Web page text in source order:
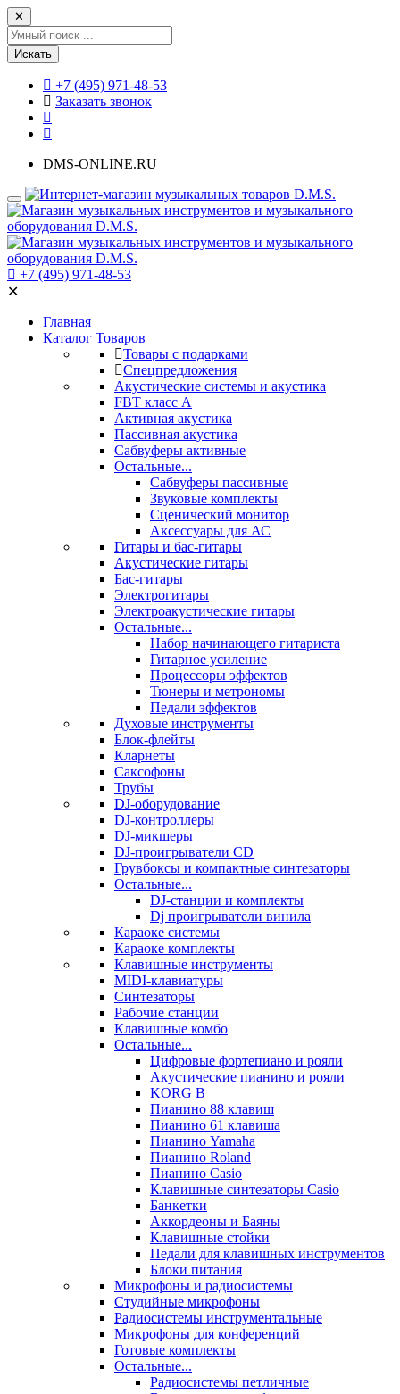
✕
Искать
+7 (495) 971-48-53
Заказать звонок
DMS-ONLINE.RU
+7 (495) 971-48-53
✕
Главная
Каталог Товаров
Товары с подарками
Спецпредложения
Акустические системы и акустика
FBT класс А
Активная акустика
Пассивная акустика
Сабвуферы активные
Остальные...
Сабвуферы пассивные
Звуковые комплекты
Сценический монитор
Аксессуары для АС
Гитары и бас-гитары
Акустические гитары
Бас-гитары
Электрогитары
Электроакустические гитары
Остальные...
Набор начинающего гитариста
Гитарное усиление
Процессоры эффектов
Тюнеры и метрономы
Педали эффектов
Духовые инструменты
Блок-флейты
Кларнеты
Саксофоны
Трубы
DJ-оборудование
DJ-контроллеры
DJ-микшеры
DJ-проигрыватели CD
Грувбоксы и компактные синтезаторы
Остальные...
DJ-станции и комплекты
Dj проигрыватели винила
Караоке системы
Караоке комплекты
Клавишные инструменты
MIDI-клавиатуры
Синтезаторы
Рабочие станции
Клавишные комбо
Остальные...
Цифровые фортепиано и рояли
Акустические пианино и рояли
KORG B
Пианино 88 клавиш
Пианино 61 клавиша
Пианино Yamaha
Пианино Roland
Пианино Casio
Клавишные синтезаторы Casio
Банкетки
Аккордеоны и Баяны
Клавишные стойки
Педали для клавишных инструментов
Блоки питания
Микрофоны и радиосистемы
Студийные микрофоны
Радиосистемы инструментальные
Микрофоны для конференций
Готовые комплекты
Остальные...
Радиосистемы петличные